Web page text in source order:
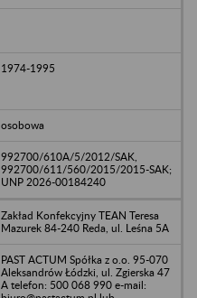
1974-1995
osobowa
992700/610A/5/2012/SAK,
992700/611/560/2015/2015-SAK;
UNP 2026-00184240
Zakład Konfekcyjny TEAN Teresa
Mazurek 84-240 Reda, ul. Leśna 5A
PAST ACTUM Spółka z o.o. 95-070
Aleksandrów Łódzki, ul. Zgierska 47
A telefon: 500 068 990 e-mail: